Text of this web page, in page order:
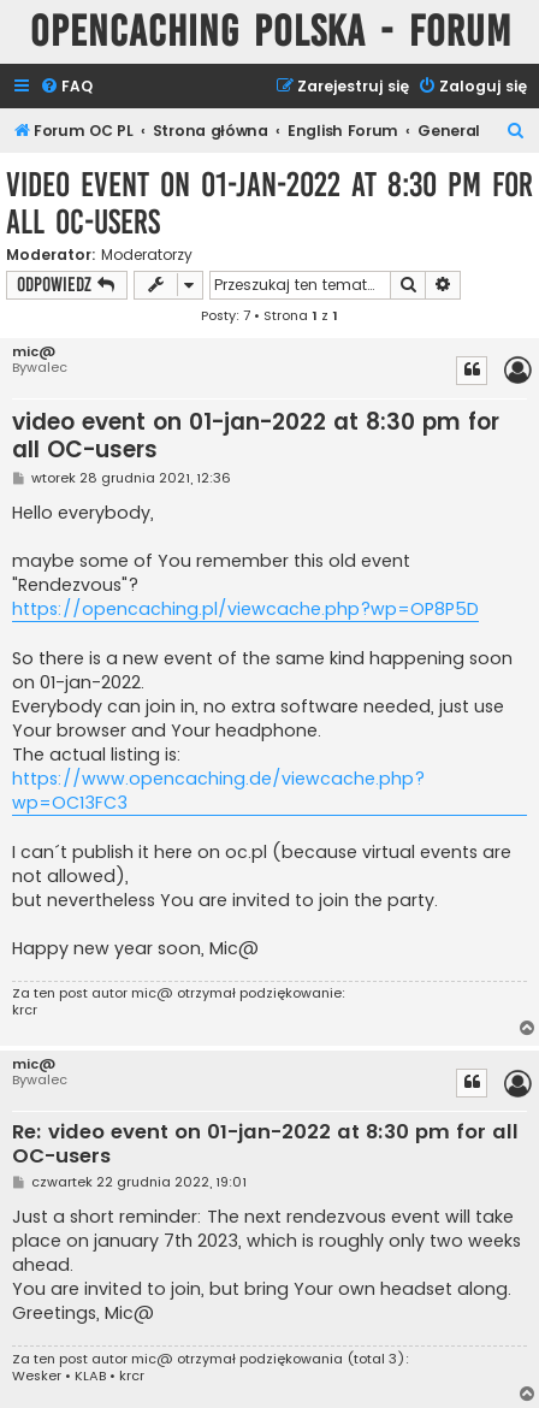
Opencaching Polska - Forum
FAQ Zaloguj się
Zarejestruj się
Forum OC PL Strona główna English Forum General
u
video event on 01-jan-2022 at 8:30 pm for
all OC-users
Moderator: Moderatorzy
ODPOWIEDZ Szukaj
Posty: 7 • Strona 1 z 1
mic@
Bywalec
video event on 01-jan-2022 at 8:30 pm for
all OC-users
P
s
t
wtorek 28 grudnia 2021, 12:36
Hello everybody,
maybe some of You remember this old event
"Rendezvous"?
https://opencaching.pl/viewcache.php?wp=OP8P5D
So there is a new event of the same kind happening soon
on 01-jan-2022.
Everybody can join in, no extra software needed, just use
Your browser and Your headphone.
The actual listing is:
https://www.opencaching.de/viewcache.php?
wp=OC13FC3
I can´t publish it here on oc.pl (because virtual events are
not allowed),
but nevertheless You are invited to join the party.
Happy new year soon, Mic@
Za ten post autor mic@ otrzymał podziękowanie:
krcr
mic@
Bywalec
Re: video event on 01-jan-2022 at 8:30 pm for all
OC-users
P
s
t
czwartek 22 grudnia 2022, 19:01
Just a short reminder: The next rendezvous event will take
place on january 7th 2023, which is roughly only two weeks
ahead.
You are invited to join, but bring Your own headset along.
Greetings, Mic@
Za ten post autor mic@ otrzymał podziękowania (total 3):
Wesker • KLAB • krcr